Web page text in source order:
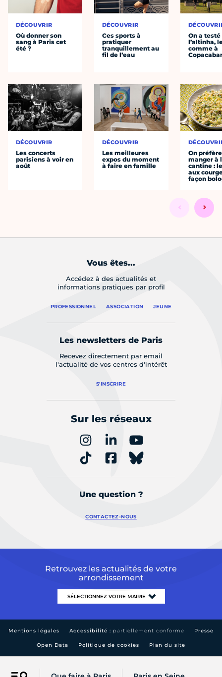
DÉCOUVRIR
Où donner son
sang à Paris cet
été ?
DÉCOUVRIR
Les concerts
parisiens à voir en
août
DÉCOUVRIR
Ces sports à
pratiquer
tranquillement au
fil de l’eau
DÉCOUVRIR
Les meilleures
expos du moment
à faire en famille
On a testé
l’altinha,
comme à
On préfère
manger à
cantine :
aux
façon
Vous êtes...
Accédez à des actualités et
informations pratiques par profil
PROFESSIONNEL ASSOCIATION JEUNE
Les newsletters de Paris
Recevez directement par email
l'actualité de vos centres d'intérêt
S'INSCRIRE
Sur les réseaux
Une question ?
CONTACTEZ-NOUS
Retrouvez les actualités de votre
arrondissement
Mentions légales Accessibilité : partiellement conforme Presse
Open Data Politique de cookies Plan du site